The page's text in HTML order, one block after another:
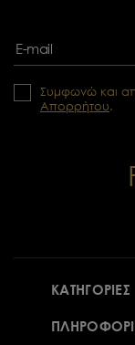
Συμφωνώ και
Απορρήτου.
ΚΑΤΗΓΟΡΙΕΣ